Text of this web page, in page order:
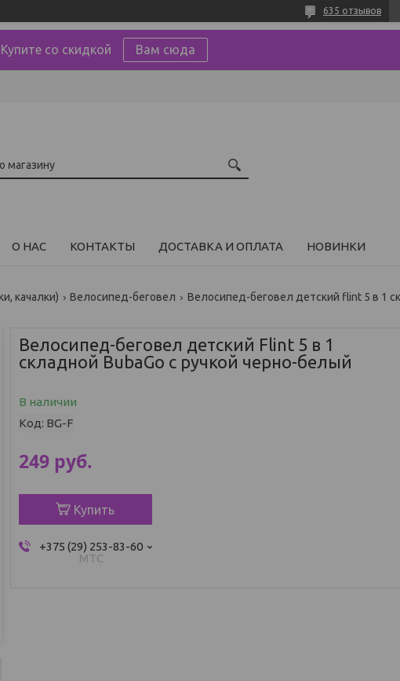
635 отзывов
Купите со скидкой Вам сюда
О НАС КОНТАКТЫ ДОСТАВКА И ОПЛАТА НОВИНКИ
качалки) Велосипед-беговел
Велосипед-беговел детский Flint 5 в 1
складной BubaGo с ручкой черно-белый
В наличии
Код: BG-F
249 руб.
Купить
+375 (29) 253-83-60
МТС